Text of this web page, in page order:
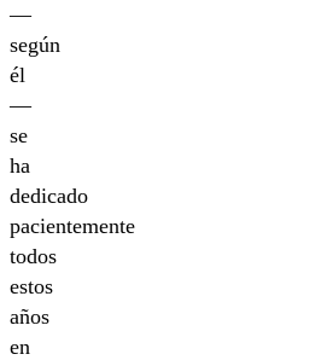
—
según
él
—
se
ha
dedicado
pacientemente
todos
estos
años
en